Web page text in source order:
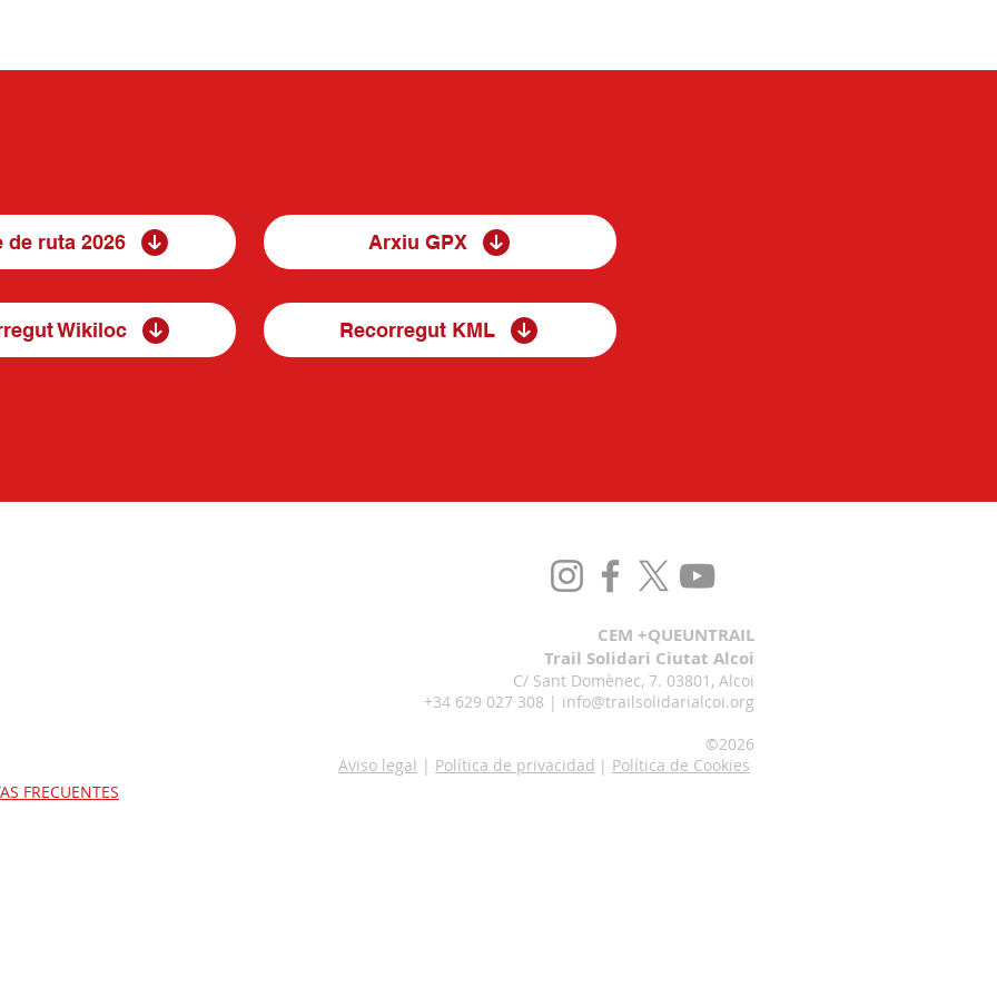
de ruta 2026 Arxiu GPX
Wikiloc Recorregut KML
CEM +QUEUNTRAIL
Trail Solidari Ciutat Alcoi
C/ Sant Domènec, 7. 03801, Alcoi
+34 629 027 308 | info@trailsolidarialcoi.org
©2026
Aviso legal | Política de privacidad | Política de Cookies
FRECUENTES